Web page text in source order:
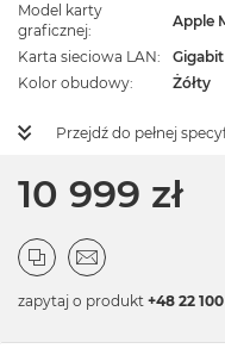
Model karty
graficznej
Apple
Karta sieciowa LAN
Kolor obudowy
Żółty
Przejdź do pełnej
10 999 zł
zapytaj o produkt +48 22